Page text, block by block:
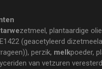
tarwezetmeel, plantaardige
(geacetyleerd
perzik, melkpoeder,
van vetzuren